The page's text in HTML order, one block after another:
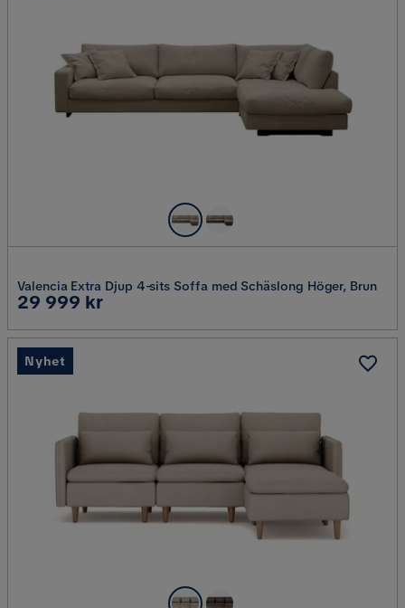
Valencia Extra Djup 4-sits Soffa med Schäslong Höger, Brun
Pris
29 999 kr
Nyhet